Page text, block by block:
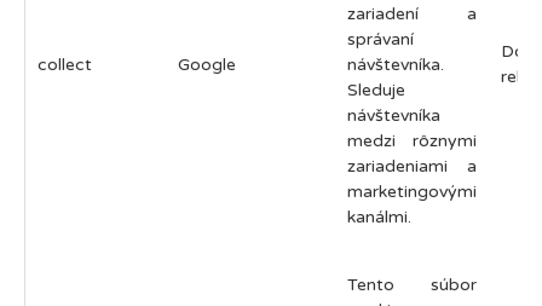
collect Google
zariadení a
správaní
návštevníka.
Sleduje
návštevníka
medzi rôznymi
zariadeniami a
marketingovými
kanálmi.
Do
Tento súbor